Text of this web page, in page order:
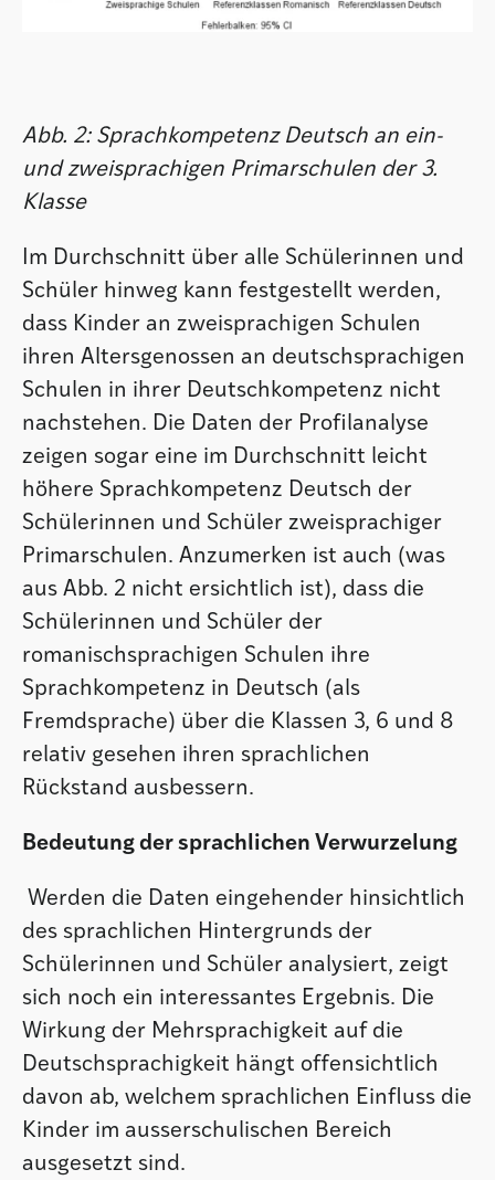
Abb. 2: Sprachkompetenz Deutsch an ein-
und zweisprachigen Primarschulen der 3.
Klasse
Im Durchschnitt über alle Schülerinnen und
Schüler hinweg kann festgestellt werden,
dass Kinder an zweisprachigen Schulen
ihren Altersgenossen an deutschsprachigen
Schulen in ihrer Deutschkompetenz nicht
nachstehen. Die Daten der Profilanalyse
zeigen sogar eine im Durchschnitt leicht
höhere Sprachkompetenz Deutsch der
Schülerinnen und Schüler zweisprachiger
Primarschulen. Anzumerken ist auch (was
aus Abb. 2 nicht ersichtlich ist), dass die
Schülerinnen und Schüler der
romanischsprachigen Schulen ihre
Sprachkompetenz in Deutsch (als
Fremdsprache) über die Klassen 3, 6 und 8
relativ gesehen ihren sprachlichen
Rückstand ausbessern.
Bedeutung der sprachlichen Verwurzelung
Werden die Daten eingehender hinsichtlich
des sprachlichen Hintergrunds der
Schülerinnen und Schüler analysiert, zeigt
sich noch ein interessantes Ergebnis. Die
Wirkung der Mehrsprachigkeit auf die
Deutschsprachigkeit hängt offensichtlich
davon ab, welchem sprachlichen Einfluss die
Kinder im ausserschulischen Bereich
ausgesetzt sind.